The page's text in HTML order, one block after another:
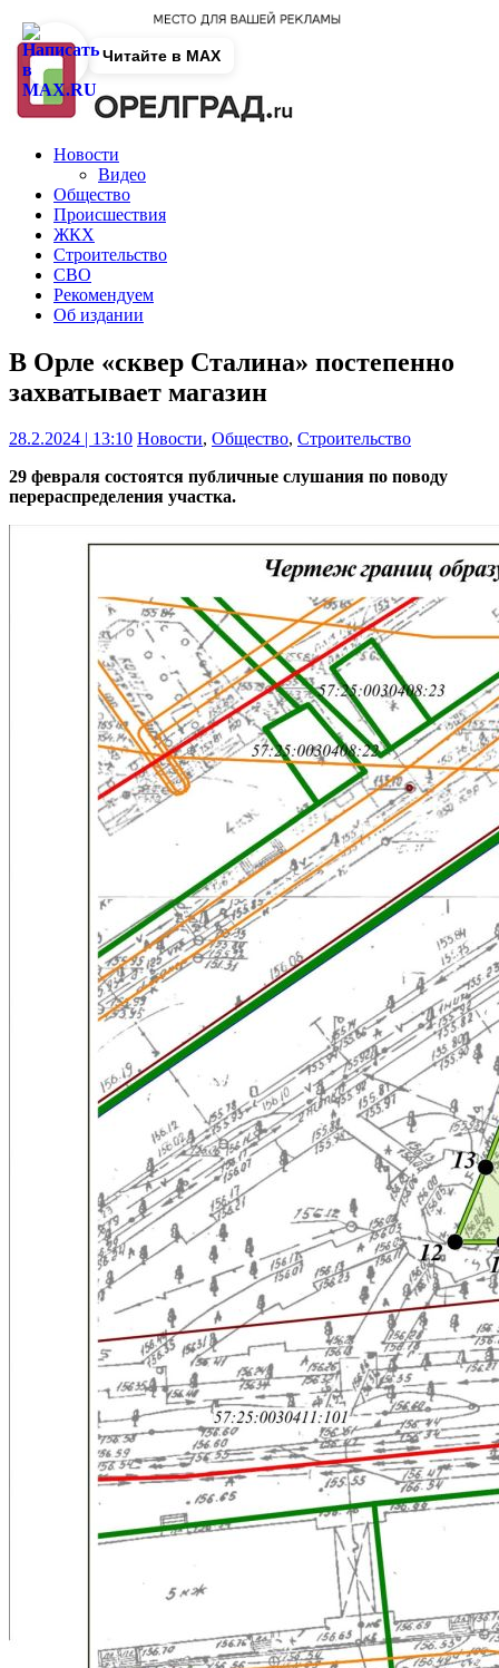
Новости
Видео
Общество
Происшествия
ЖКХ
Строительство
СВО
Рекомендуем
Об издании
В Орле «сквер Сталина» постепенно
захватывает магазин
28.2.2024 | 13:10 Новости, Общество, Строительство
29 февраля состоятся публичные слушания по поводу
перераспределения участка.
Читайте в MAX